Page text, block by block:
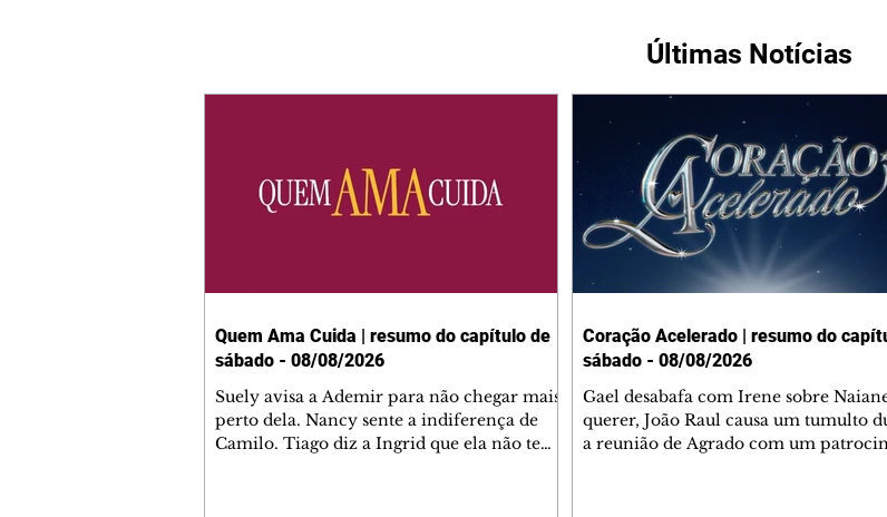
Últimas Notícias
Quem Ama Cuida | resumo do capítulo de
sábado - 08/08/2026
Suely avisa a Ademir para não chegar mais
perto dela. Nancy sente a indiferença de
Camilo. Tiago diz a Ingrid que ela não tem
Coração Acelerado | resumo do
sábado - 08/08/2026
Gael desabafa com Irene sobre
querer, João Raul causa um tumulto
a reunião de Agrado com um